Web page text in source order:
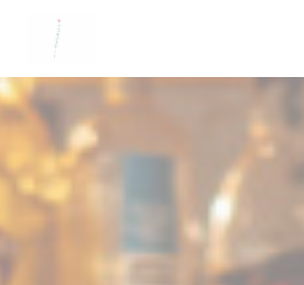
Πίνακας διαχείρισης "Μπισκότων" (Cookies)